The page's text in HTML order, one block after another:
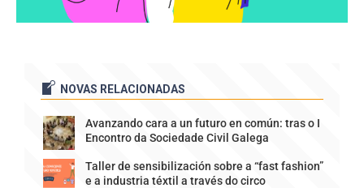
NOVAS RELACIONADAS
Avanzando cara a un futuro en común: tras o I
Encontro da Sociedade Civil Galega
Taller de sensibilización sobre a “fast fashion”
e a industria téxtil a través do circo